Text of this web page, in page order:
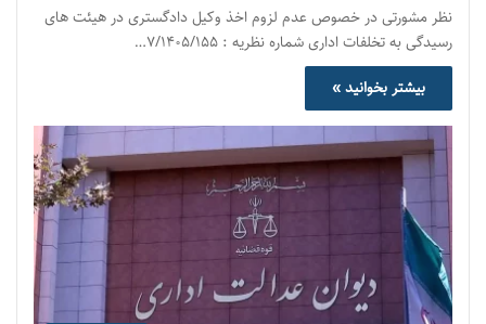
نظر مشورتی در خصوص عدم لزوم اخذ وکیل دادگستری در هیئت های
رسیدگی به تخلفات اداری شماره نظریه : ۷/۱۴۰۵/۱۵۵…
بیشتر بخوانید »